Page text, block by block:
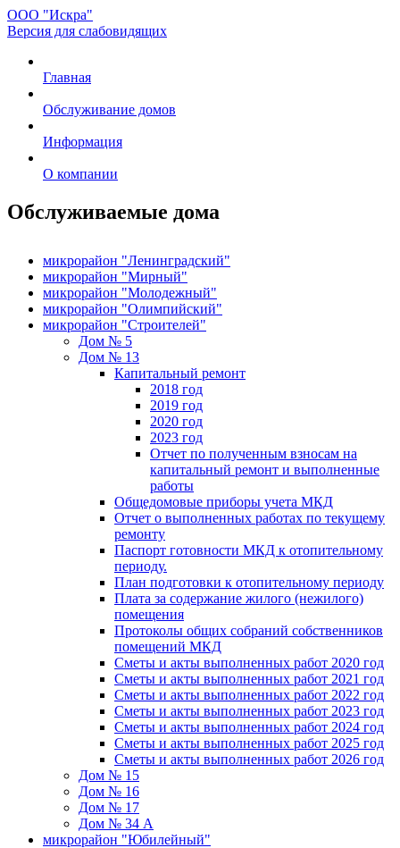
ООО "Искра"
Версия для слабовидящих
Главная
Обслуживание домов
Информация
О компании
Обслуживаемые дома
микрорайон "Ленинградский"
микрорайон "Мирный"
микрорайон "Молодежный"
микрорайон "Олимпийский"
микрорайон "Строителей"
Дом № 5
Дом № 13
Капитальный ремонт
2018 год
2019 год
2020 год
2023 год
Отчет по полученным взносам на
капитальный ремонт и выполненные
работы
Общедомовые приборы учета МКД
Отчет о выполненных работах по текущему
ремонту
Паспорт готовности МКД к отопительному
периоду.
План подготовки к отопительному периоду
Плата за содержание жилого (нежилого)
помещения
Протоколы общих собраний собственников
помещений МКД
Сметы и акты выполненных работ 2020 год
Сметы и акты выполненных работ 2021 год
Сметы и акты выполненных работ 2022 год
Сметы и акты выполненных работ 2023 год
Сметы и акты выполненных работ 2024 год
Сметы и акты выполненных работ 2025 год
Сметы и акты выполненных работ 2026 год
Дом № 15
Дом № 16
Дом № 17
Дом № 34 А
микрорайон "Юбилейный"